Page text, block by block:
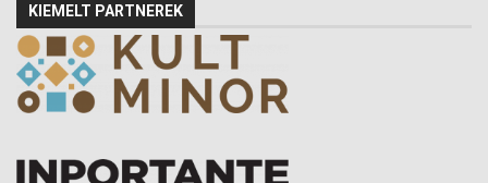
KIEMELT PARTNEREK